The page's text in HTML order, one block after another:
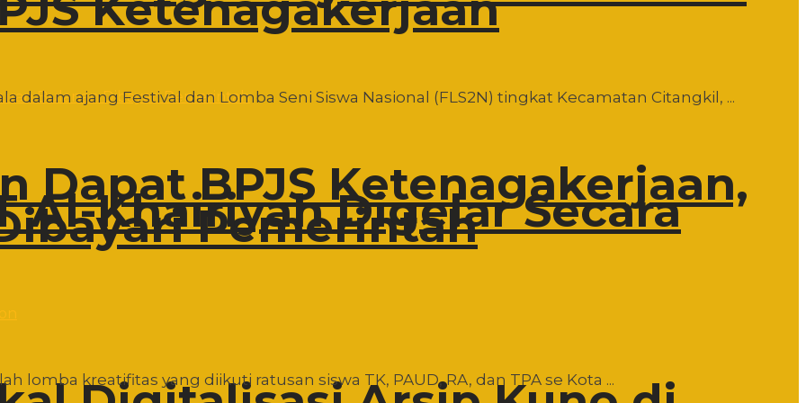
Dapat BPJS Ketenagakerjaan,
Pemerintah
dalam ajang Festival dan Lomba Seni Siswa Nasional (FLS2N) tingkat Kecamatan Citangkil, ...
Al-Khairiyah Digelar Secara
lomba kreatifitas yang diikuti ratusan siswa TK, PAUD, RA, dan TPA se Kota ...